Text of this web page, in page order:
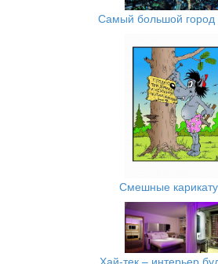
Самый большой город
Смешные